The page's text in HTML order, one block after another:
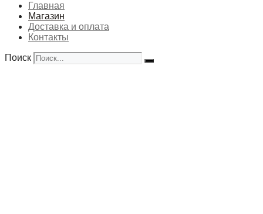
Главная
Магазин
Доставка и оплата
Контакты
Поиск